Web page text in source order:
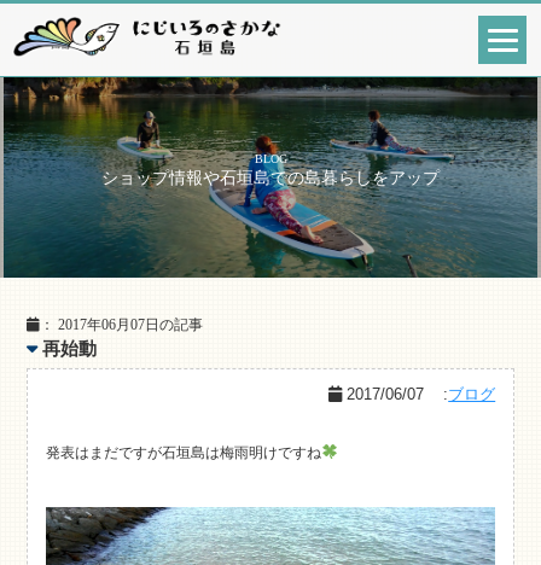
BLOG
ショップ情報や石垣島での島暮らしをアップ
： 2017年06月07日の記事
再始動
2017/06/07 :ブログ
発表はまだですが石垣島は梅雨明けですね